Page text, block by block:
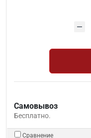
Самовывоз
Бесплатно.
Сравнение